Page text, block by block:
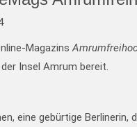
Magazins
Insel Amrum bereit.
eine gebürtige